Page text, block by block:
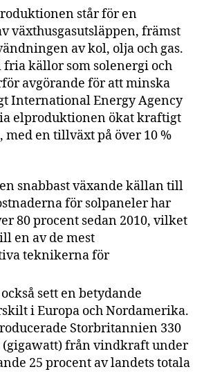
står för en
växthusgasutsläppen, främst
av kol, olja och gas.
källor som solenergi och
avgörande för att minska
International Energy Agency
elproduktionen ökat kraftigt
med en tillväxt på över 10 %
snabbast växande källan till
för solpaneler har
80 procent sedan 2010, vilket
en av de mest
teknikerna för
sett en betydande
i Europa och Nordamerika.
Storbritannien 330
från vindkraft under
25 procent av landets totala